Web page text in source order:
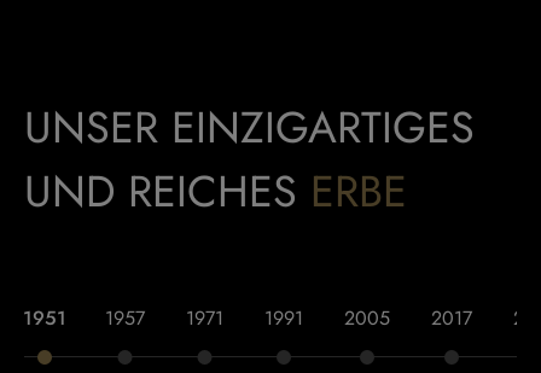
UNSER EINZIGARTIGES
UND REICHES ERBE
1951 1957 1971 1991 2005 2017